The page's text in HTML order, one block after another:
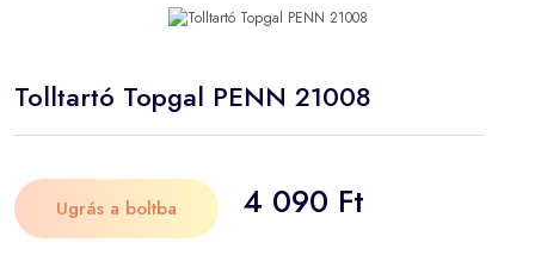
Tolltartó Topgal PENN 21008
Ugrás a boltba 4 090 Ft